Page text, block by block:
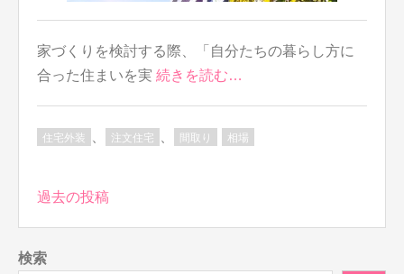
家づくりを検討する際、「自分たちの暮らし方に
合った住まいを実 続きを読む…
住宅外装 注文住宅 間取り 相場
投
ビ
過去の投稿
検索